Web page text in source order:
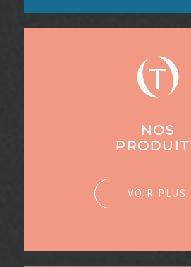
NOS
VOIR PLUS